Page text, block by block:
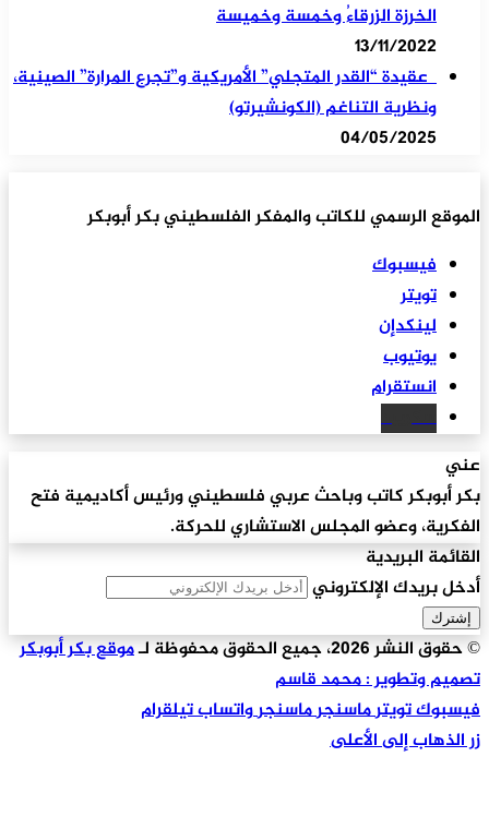
الخرزة الزرقاءُ وخمسة وخميسة
13/11/2022
عقيدة “القدر المتجلي” الأمريكية و”تجرع المرارة” الصينية،
ونظرية التناغم (الكونشيرتو)
04/05/2025
الموقع الرسمي للكاتب والمفكر الفلسطيني بكر أبوبكر
فيسبوك
تويتر
لينكدإن
يوتيوب
انستقرام
سكريبد
عني
بكر أبوبكر كاتب وباحث عربي فلسطيني ورئيس أكاديمية فتح
الفكرية، وعضو المجلس الاستشاري للحركة.
القائمة البريدية
أدخل بريدك الإلكتروني
© حقوق النشر 2026، جميع الحقوق محفوظة لـ
موقع بكر أبوبكر
تصميم وتطوير : محمد قاسم
فيسبوكتويترماسنجرماسنجرواتسابتيلقرام
زر الذهاب إلى الأعلى